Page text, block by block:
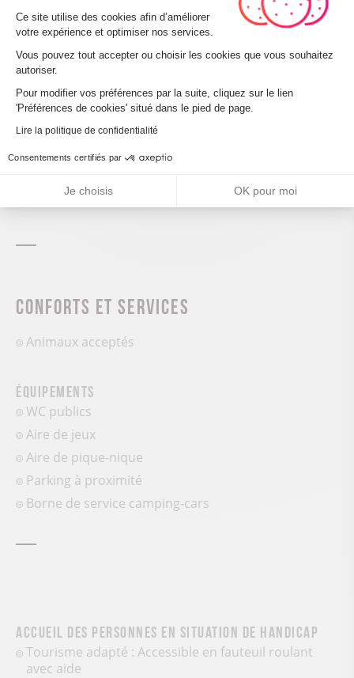
Leaflet| ©
Conforts et services
Animaux acceptés
Équipements
WC publics
Aire de jeux
Aire de pique-nique
Parking à proximité
Borne de service camping-cars
Accueil des personnes en situation de handicap
Tourisme adapté : Accessible en fauteuil roulant
avec aide
Plateforme de Gestion du
Ce site utilise des cookies afin d’améliorer
votre expérience et optimiser nos services.
Vous pouvez tout accepter ou choisir les cookies que vous souhaitez
autoriser.
Pour modifier vos préférences par la suite, cliquez sur le lien
'Préférences de cookies' situé dans le pied de page.
Lire la politique de confidentialité
Consentements certifiés par
Je choisis OK pour moi